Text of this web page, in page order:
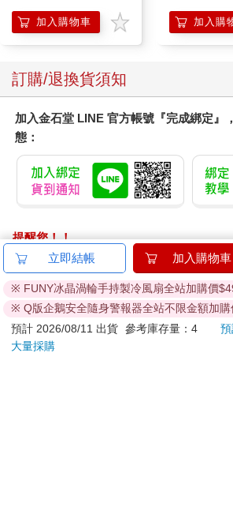
加入購物車 加入購
訂購/退換貨須知
加入金石堂 LINE 官方帳號『完成綁定』
態：
提醒您！！
金石堂及銀行均不會請您操作ATM! 如接
ATM提款機，請不要聽從指示，以免受騙
退換貨須知：
**提醒您，鑑賞期不等於試用期，退回商
依據「消費者保護法」第19條及行政院
立即結帳 加入購物車
※ FUNY冰晶渦輪手持製冷風扇全站加購價
※ Q版企鵝安全隨身警報器全站不限金額加購
預計 2026/08/11 出貨 參考庫存量：4
大量採購